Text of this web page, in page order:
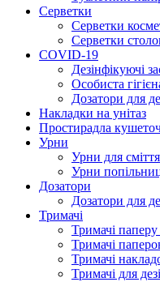
Серветки
Серветки
Серветки
COVID-19
Дезінфікуючі
Особиста
Дозатори для
Накладки на унітаз
Простирадла
Урни
Урни для сміття
Урни
Дозатори
Дозатори для
Тримачі
Тримачі
Тримачі
Тримачі
Тримачі для